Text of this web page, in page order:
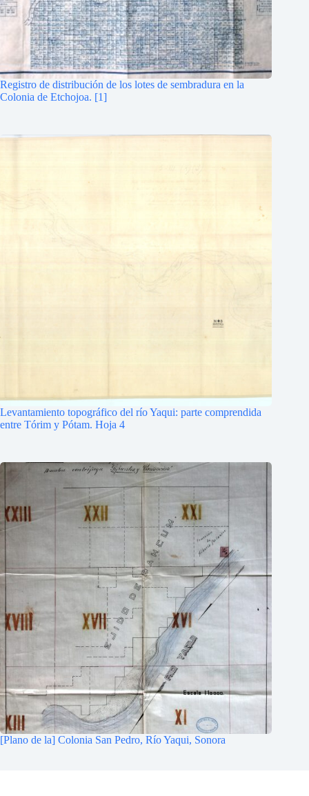
Registro de distribución de los lotes de sembradura en la
Colonia de Etchojoa. [1]
Levantamiento topográfico del río Yaqui: parte comprendida
entre Tórim y Pótam. Hoja 4
[Plano de la] Colonia San Pedro, Río Yaqui, Sonora